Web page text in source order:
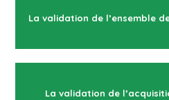
La validation de l’ensemble
La validation de